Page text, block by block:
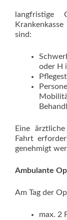
langfristige
sind:
oder H
Eine
Fahrt
genehmigt
Ambulante
Am Tag der
max. 2